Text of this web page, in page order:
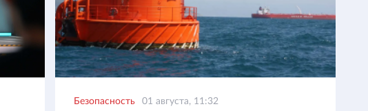
Безопасность 01 августа, 11:32